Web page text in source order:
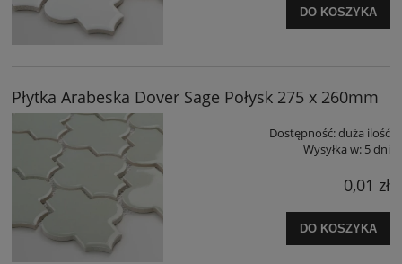
DO KOSZYKA
Płytka Arabeska Dover Sage Połysk 275 x 260mm
Dostępność:duża ilość
Wysyłka w: 5 dni
0,01 zł
DO KOSZYKA